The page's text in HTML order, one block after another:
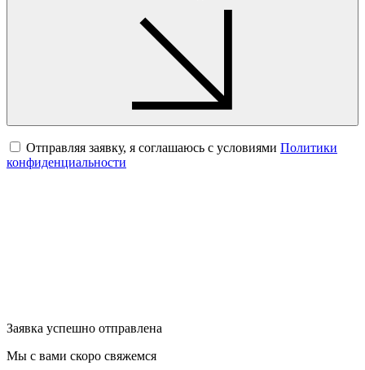
Отправляя заявку, я соглашаюсь с условиями Политики
конфиденциальности
Заявка успешно отправлена
Мы с вами скоро свяжемся